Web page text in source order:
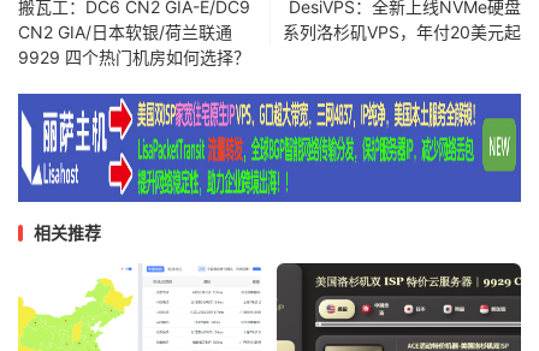
搬瓦工：DC6 CN2 GIA-E/DC9
CN2 GIA/日本软银/荷兰联通
9929 四个热门机房如何选择？
DesiVPS：全新上线NVMe硬盘
系列洛杉矶VPS，年付20美元起
相关推荐